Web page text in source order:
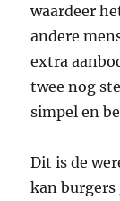
waardeer
andere
extra
twee nog
simpel en
Dit is de
kan burgers